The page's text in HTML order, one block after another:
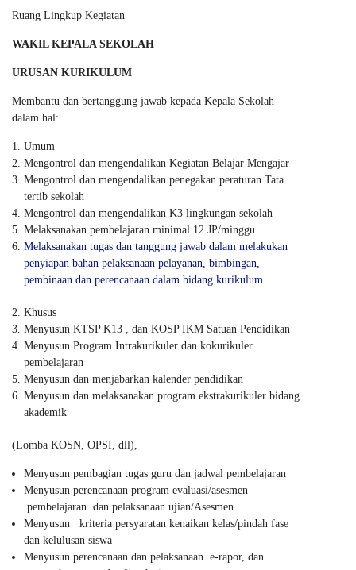
Ruang Lingkup Kegiatan
WAKIL KEPALA SEKOLAH
URUSAN KURIKULUM
Membantu dan bertanggung jawab kepada Kepala Sekolah
dalam hal:
Umum
Mengontrol dan mengendalikan Kegiatan Belajar Mengajar
Mengontrol dan mengendalikan penegakan peraturan Tata
tertib sekolah
Mengontrol dan mengendalikan K3 lingkungan sekolah
Melaksanakan pembelajaran minimal 12 JP/minggu
Melaksanakan tugas dan tanggung jawab dalam melakukan
penyiapan bahan pelaksanaan pelayanan, bimbingan,
pembinaan dan perencanaan dalam bidang kurikulum
Khusus
Menyusun KTSP K13 , dan KOSP IKM Satuan Pendidikan
Menyusun Program Intrakurikuler dan kokurikuler
pembelajaran
Menyusun dan menjabarkan kalender pendidikan
Menyusun dan melaksanakan program ekstrakurikuler bidang
akademik
(Lomba KOSN, OPSI, dll),
Menyusun pembagian tugas guru dan jadwal pembelajaran
Menyusun perencanaan program evaluasi/asesmen
pembelajaran dan pelaksanaan ujian/Asesmen
Menyusun kriteria persyaratan kenaikan kelas/pindah fase
dan kelulusan siswa
Menyusun perencanaan dan pelaksanaan e-rapor, dan